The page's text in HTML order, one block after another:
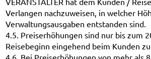
Verlangen nachzuweisen, in welcher
Verwaltungsausgaben entstanden sind.
4.5. Preiserhöhungen sind nur bis zum
Reisebeginn eingehend beim Kunden